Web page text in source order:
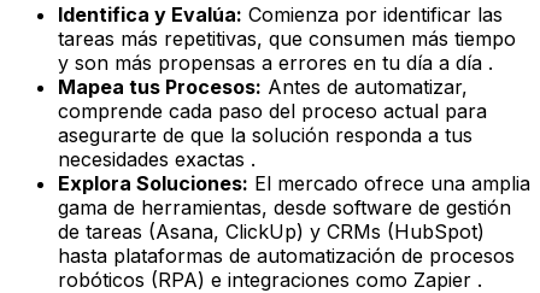
Identifica y Evalúa: Comienza por identificar las
tareas más repetitivas, que consumen más tiempo
y son más propensas a errores en tu día a día .
Mapea tus Procesos: Antes de automatizar,
comprende cada paso del proceso actual para
asegurarte de que la solución responda a tus
necesidades exactas .
Explora Soluciones: El mercado ofrece una amplia
gama de herramientas, desde software de gestión
de tareas (Asana, ClickUp) y CRMs (HubSpot)
hasta plataformas de automatización de procesos
robóticos (RPA) e integraciones como Zapier .